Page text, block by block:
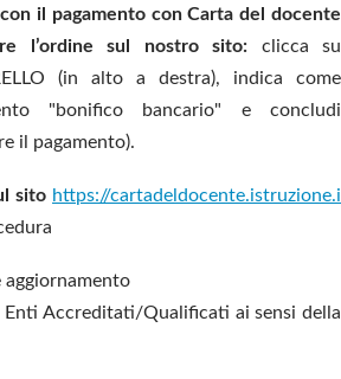
il pagamento con Carta del docente
l’ordine sul nostro sito: clicca su
(in alto a destra), indica come
"bonifico bancario" e concludi
il pagamento).
sito https://cartadeldocente.istruzione.i
aggiornamento
Enti Accreditati/Qualificati ai sensi della